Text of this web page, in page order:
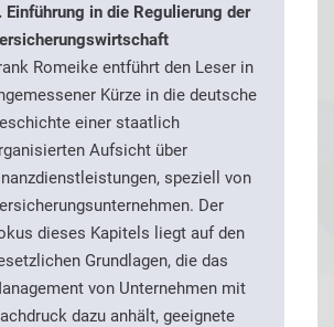
Einführung in die Regulierung der
Romeike entführt den Leser in
Kürze in die deutsche
einer staatlich
Aufsicht über
speziell von
Der
dieses Kapitels liegt auf den
Grundlagen, die das
von Unternehmen mit
dazu anhält, geeignete